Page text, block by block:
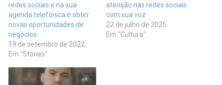
redes sociais e na sua
agenda telefônica e obter
novas oportunidades de
negócios
19 de setembro de 2022
Em "Stories"
atenção nas redes sociais
com sua voz
22 de julho de 2025
Em "Cultura"